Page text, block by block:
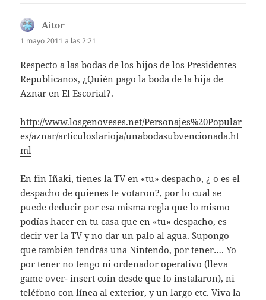
Aitor
1 mayo 2011 a las 2:21
Respecto a las bodas de los hijos de los Presidentes
Republicanos, ¿Quién pago la boda de la hija de
Aznar en El Escorial?.
http://www.losgenoveses.net/Personajes%20Popular
es/aznar/articuloslarioja/unabodasubvencionada.ht
ml
En fin Iñaki, tienes la TV en «tu» despacho, ¿ o es el
despacho de quienes te votaron?, por lo cual se
puede deducir por esa misma regla que lo mismo
podías hacer en tu casa que en «tu» despacho, es
decir ver la TV y no dar un palo al agua. Supongo
que también tendrás una Nintendo, por tener…. Yo
por tener no tengo ni ordenador operativo (lleva
game over- insert coin desde que lo instalaron), ni
teléfono con línea al exterior, y un largo etc. Viva la